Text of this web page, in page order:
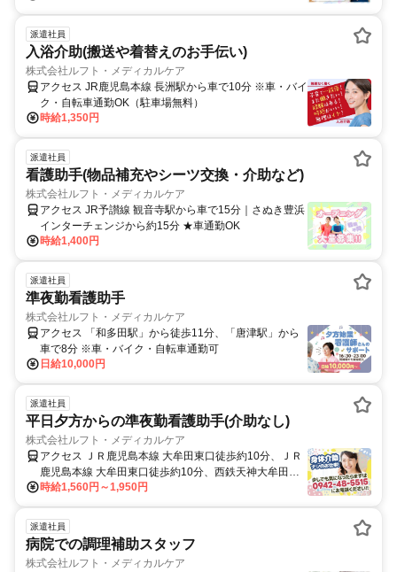
派遣社員
入浴介助(搬送や着替えのお手伝い)
株式会社ルフト・メディカルケア
時給1,350円
アクセス JR鹿児島本線 長洲駅から車で10分 ※車・バイ
ク・自転車通勤OK（駐車場無料）
派遣社員
看護助手(物品補充やシーツ交換・介助など)
株式会社ルフト・メディカルケア
時給1,400円
アクセス JR予讃線 観音寺駅から車で15分｜さぬき豊浜
インターチェンジから約15分 ★車通勤OK
派遣社員
準夜勤看護助手
株式会社ルフト・メディカルケア
日給10,000円
アクセス 「和多田駅」から徒歩11分、「唐津駅」から
車で8分 ※車・バイク・自転車通勤可
派遣社員
平日夕方からの準夜勤看護助手(介助なし)
株式会社ルフト・メディカルケア
時給1,560円～1,950円
アクセス ＪＲ鹿児島本線 大牟田東口徒歩約10分、ＪＲ
鹿児島本線 大牟田東口徒歩約10分、西鉄天神大牟田線
新栄町（福岡県）徒歩約23分 ＪＲ・西鉄/大牟田駅より
徒歩10分、車・バイク・自転車通勤OK、無料駐車場完
備、ガソリン代規定支給
派遣社員
病院での調理補助スタッフ
株式会社ルフト・メディカルケア